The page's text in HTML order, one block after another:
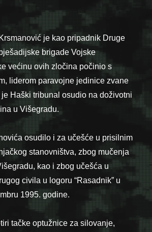
je kao pripadnik Druge
brigade Vojske
većinu ovih zločina počinio s
liderom paravojne jedinice zvane
Haški tribunal osudio na doživotni
u Višegradu.
osudilo i za učešće u prisilnim
stanovništva, zbog mučenja
kao i zbog učešća u
civila u logoru “Rasadnik” u
1995. godine.
tačke optužnice za silovanje,